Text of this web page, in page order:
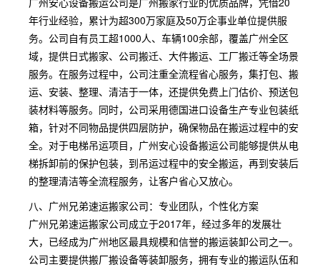
年行业经验，累计为超300万家庭及50万企事业单位提供服
务。公司自有员工超1000人、车辆100余部，覆盖广州全区
域，提供日式搬家、公司搬迁、大件搬运、工厂搬迁等全场景
服务。在服务过程中，公司注重全流程省心服务，集打包、搬
运、安装、整理、清洁于一体，还提供免费上门估价、预送包
装材料等服务。同时，公司采用德国进口设备生产专业包装纸
箱，针对不同物品提供四层防护，确保物品在搬运过程中的安
全。对于电梯吊运项目，广州安心设备搬运公司能够提供从电
梯拆卸前的保护包装，到吊运过程中的安全搬运，再到安装后
的整理清洁等全流程服务，让客户省心又放心。
八、广州兄弟速运搬家公司：专业团队，个性化方案
广州兄弟速运搬家公司成立于2017年，经过多年的发展壮
大，已经成为广州地区最具规模和信誉的搬运装卸公司之一。
公司主要提供搬厂搬设备等装卸服务，拥有专业的搬运队伍和